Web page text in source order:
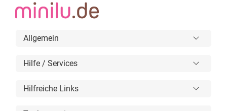
Allgemein
Hilfe / Services
Hilfreiche Links